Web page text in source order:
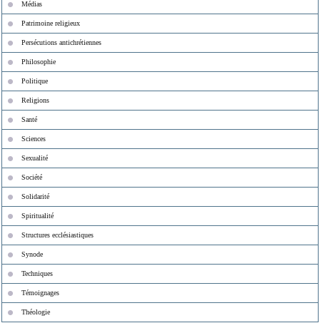
Médias
Patrimoine religieux
Persécutions antichrétiennes
Philosophie
Politique
Religions
Santé
Sciences
Sexualité
Société
Solidarité
Spiritualité
Structures ecclésiastiques
Synode
Techniques
Témoignages
Théologie